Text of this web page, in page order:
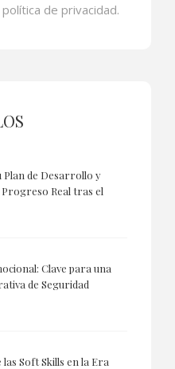
de privacidad.
de Desarrollo y
Real tras el
Clave para una
de Seguridad
Soft Skills en la Era